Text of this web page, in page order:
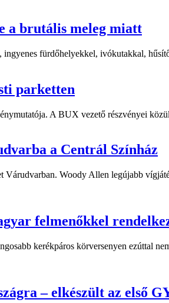
a brutális meleg miatt
fürdőhelyekkel, ivókutakkal,
parketten
A BUX vezető részvényei
a Centrál Színház
Woody Allen legújabb
felmenőkkel
kerékpáros körversenyen ezúttal
– elkészült az első